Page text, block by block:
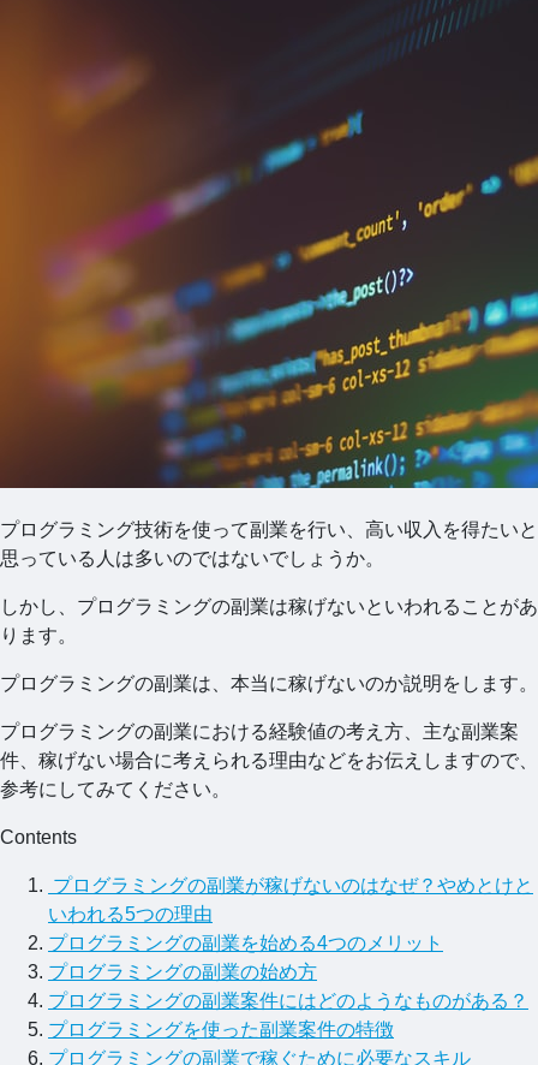
プログラミング技術を使って副業を行い、高い収入を得たいと
思っている人は多いのではないでしょうか。
しかし、プログラミングの副業は稼げないといわれることがあ
ります。
プログラミングの副業は、本当に稼げないのか説明をします。
プログラミングの副業における経験値の考え方、主な副業案
件、稼げない場合に考えられる理由などをお伝えしますので、
参考にしてみてください。
Contents
プログラミングの副業が稼げないのはなぜ？やめとけと
いわれる5つの理由
プログラミングの副業を始める4つのメリット
プログラミングの副業の始め方
プログラミングの副業案件にはどのようなものがある？
プログラミングを使った副業案件の特徴
プログラミングの副業で稼ぐために必要なスキル